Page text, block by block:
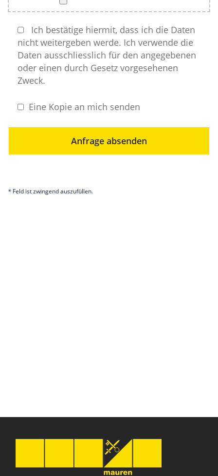
Ich bestätige hiermit, dass ich die Daten
nicht weitergeben werde. Ich verwende die
Daten ausschliesslich für den angegebenen
oder einen durch Gesetz vorgesehenen
Zweck.
Eine Kopie an mich senden
Anfrage absenden
* Feld ist zwingend auszufüllen.